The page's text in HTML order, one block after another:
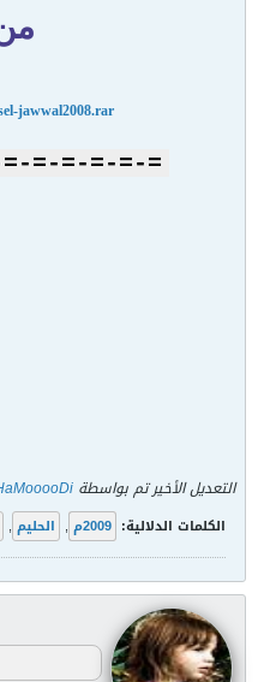
jawwal2008.rar
=-=-=-=-=-
التعديل الأخير تم بواسطة
الكلمات الدلالية: 2009م , الحليم ,